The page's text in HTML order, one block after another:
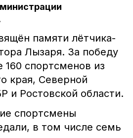
памяти лётчика-
Лызаря. За победу
спортсменов из
края, Северной
и Ростовской области.
спортсмены
в том числе семь